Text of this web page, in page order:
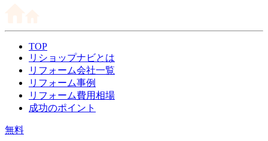
TOP
リショップナビとは
リフォーム会社一覧
リフォーム事例
リフォーム費用相場
成功のポイント
無料